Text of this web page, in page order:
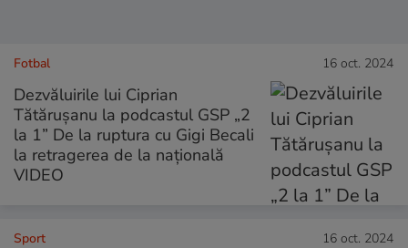
Fotbal 16 oct. 2024
Dezvăluirile lui Ciprian
Tătărușanu la podcastul GSP „2
la 1” De la ruptura cu Gigi Becali
la retragerea de la națională
VIDEO
Sport 16 oct. 2024